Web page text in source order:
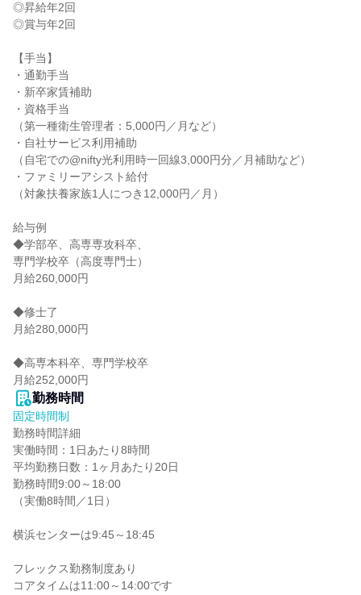
◎昇給年2回
◎賞与年2回
【手当】
・通勤手当
・新卒家賃補助
・資格手当
（第一種衛生管理者：5,000円／月など）
・自社サービス利用補助
（自宅での@nifty光利用時一回線3,000円分／月補助など）
・ファミリーアシスト給付
（対象扶養家族1人につき12,000円／月）
給与例
◆学部卒、高専専攻科卒、
専門学校卒（高度専門士）
月給260,000円
◆修士了
月給280,000円
◆高専本科卒、専門学校卒
月給252,000円
勤務時間
固定時間制
勤務時間詳細
実働時間：1日あたり8時間
平均勤務日数：1ヶ月あたり20日
勤務時間9:00～18:00
（実働8時間／1日）
横浜センターは9:45～18:45
フレックス勤務制度あり
コアタイムは11:00～14:00です